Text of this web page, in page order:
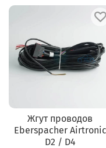
Жгут проводов
Eberspacher Airtronic
D2 / D4